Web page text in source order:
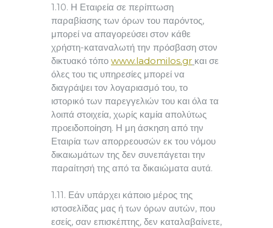
1.10. Η Εταιρεία σε περίπτωση
παραβίασης των όρων του παρόντος,
μπορεί να απαγορεύσει στον κάθε
χρήστη-καταναλωτή την πρόσβαση στον
δικτυακό τόπο www.ladomilos.gr και σε
όλες του τις υπηρεσίες μπορεί να
διαγράψει τον λογαριασμό του, το
ιστορικό των παρεγγελιών του και όλα τα
λοιπά στοιχεία, χωρίς καμία απολύτως
προειδοποίηση. Η μη άσκηση από την
Εταιρία των απορρεουσών εκ του νόμου
δικαιωμάτων της δεν συνεπάγεται την
παραίτησή της από τα δικαιώματα αυτά.
1.11. Εάν υπάρχει κάποιο μέρος της
ιστοσελίδας μας ή των όρων αυτών, που
εσείς, σαν επισκέπτης, δεν καταλαβαίνετε,